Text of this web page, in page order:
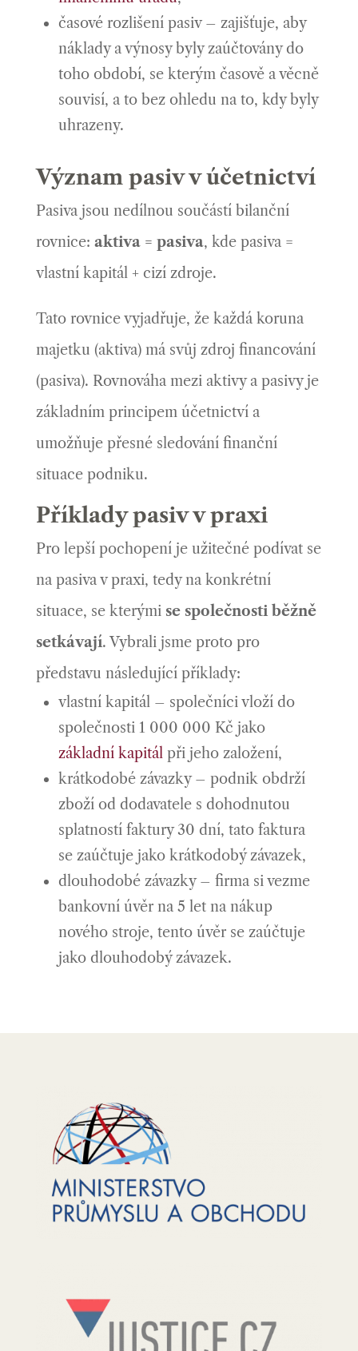
časové rozlišení pasiv – zajišťuje, aby
náklady a výnosy byly zaúčtovány do
toho období, se kterým časově a věcně
souvisí, a to bez ohledu na to, kdy byly
uhrazeny.
Význam pasiv v účetnictví
Pasiva jsou nedílnou součástí bilanční
rovnice: aktiva = pasiva, kde pasiva =
vlastní kapitál + cizí zdroje.
Tato rovnice vyjadřuje, že každá koruna
majetku (aktiva) má svůj zdroj financování
(pasiva). Rovnováha mezi aktivy a pasivy je
základním principem účetnictví a
umožňuje přesné sledování finanční
situace podniku.
Příklady pasiv v praxi
Pro lepší pochopení je užitečné podívat se
na pasiva v praxi, tedy na konkrétní
situace, se kterými se společnosti běžně
setkávají. Vybrali jsme proto pro
představu následující příklady:
vlastní kapitál – společníci vloží do
společnosti 1 000 000 Kč jako
základní kapitálpři jeho založení,
krátkodobé závazky – podnik obdrží
zboží od dodavatele s dohodnutou
splatností faktury 30 dní, tato faktura
se zaúčtuje jako krátkodobý závazek,
dlouhodobé závazky – firma si vezme
bankovní úvěr na 5 let na nákup
nového stroje, tento úvěr se zaúčtuje
jako dlouhodobý závazek.